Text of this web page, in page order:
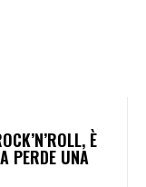
È
PERDE UNA